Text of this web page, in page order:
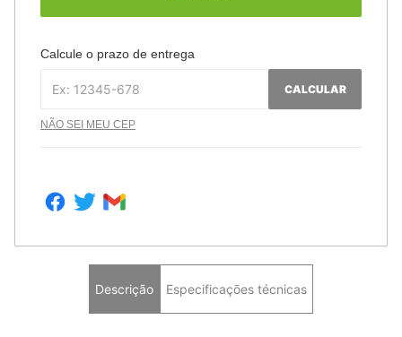
Calcule o prazo de entrega
CALCULAR
NÃO SEI MEU CEP
Descrição Especificações técnicas